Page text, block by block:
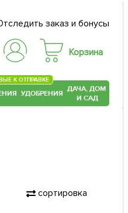
заказ и бонусы
Корзина
К ОТПРАВКЕ
УДОБРЕНИЯ ДАЧА, ДОМ
И САД
сортировка